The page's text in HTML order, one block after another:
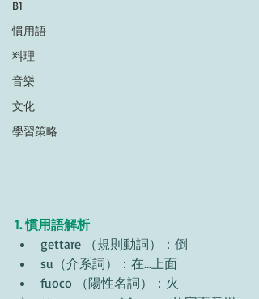
B1
慣用語
料理
音樂
文化
學習策略
1. 慣用語解析
gettare （規則動詞）：倒
su（介系詞）：在...上面
fuoco （陽性名詞）：火